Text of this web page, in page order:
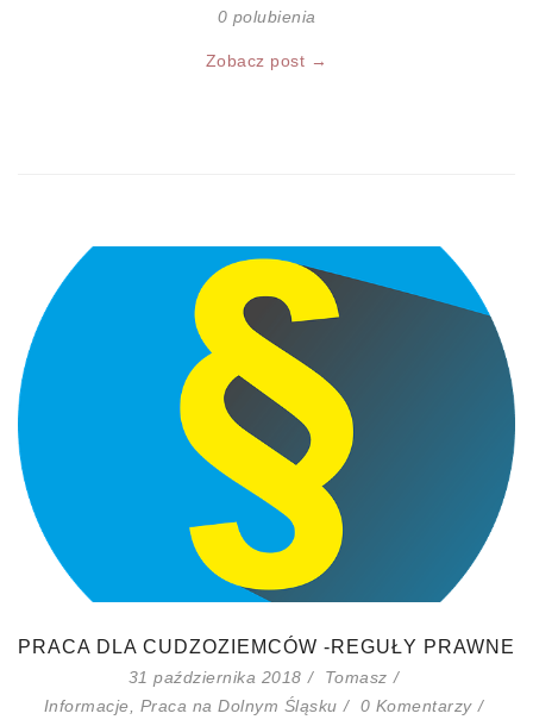
0 polubienia
Zobacz post →
PRACA DLA CUDZOZIEMCÓW -REGUŁY PRAWNE
31 października 2018
Tomasz
Informacje
Praca na Dolnym Śląsku
0 Komentarzy